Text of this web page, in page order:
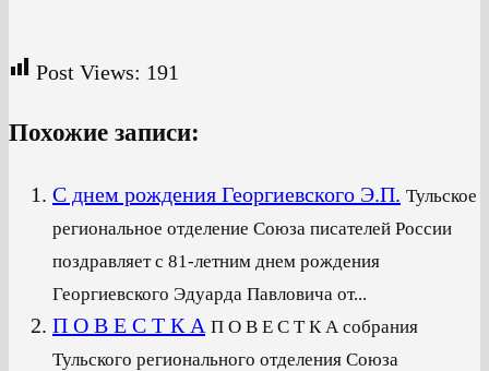
Post Views: 191
Похожие записи:
С днем рождения Георгиевского Э.П. Тульское
региональное отделение Союза писателей России
поздравляет с 81-летним днем рождения
Георгиевского Эдуарда Павловича от...
П О В Е С Т К А П О В Е С Т К А собрания
Тульского регионального отделения Союза